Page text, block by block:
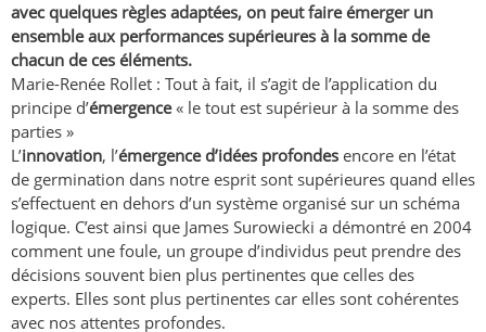
avec quelques règles adaptées, on peut faire émerger un
ensemble aux performances supérieures à la somme de
chacun de ces éléments.
Marie-Renée Rollet : Tout à fait, il s’agit de l’application du
principe d’émergence« le tout est supérieur à la somme des
parties »
L’innovation, l’émergence d’idées profondes encore en l’état
de germination dans notre esprit sont supérieures quand elles
s’effectuent en dehors d’un système organisé sur un schéma
logique. C’est ainsi que James Surowiecki a démontré en 2004
comment une foule, un groupe d’individus peut prendre des
décisions souvent bien plus pertinentes que celles des
experts. Elles sont plus pertinentes car elles sont cohérentes
avec nos attentes profondes.